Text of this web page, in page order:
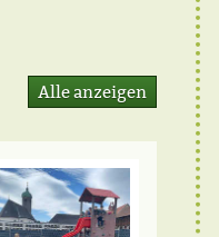
Alle anzeigen